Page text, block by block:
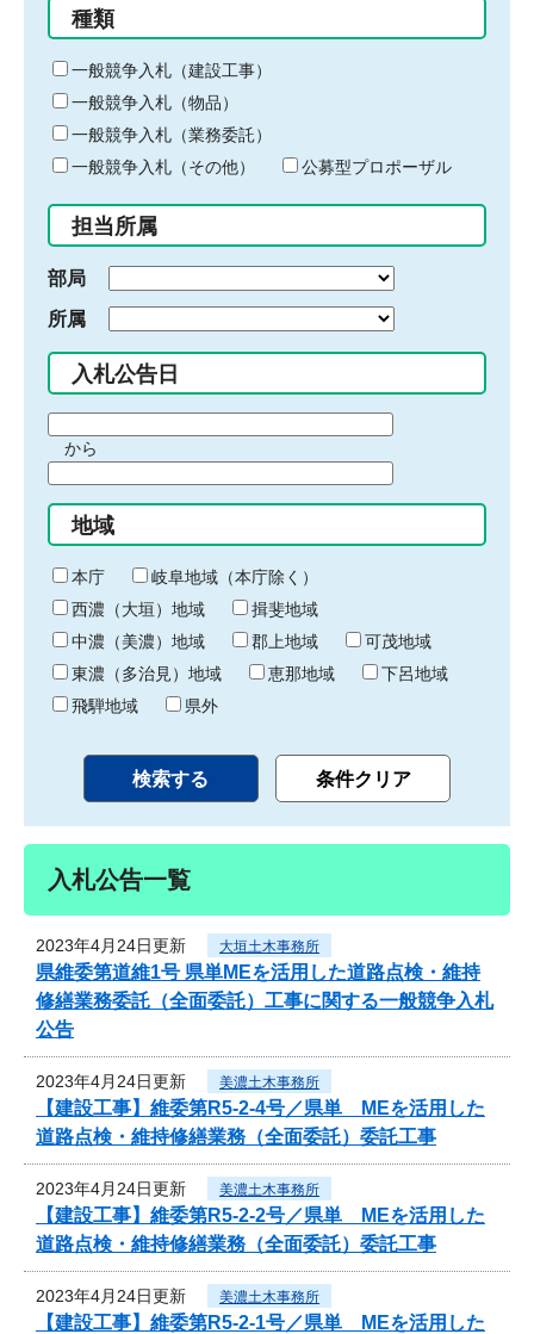
る
キ
ー
ワ
ー
ド
入
力
種類
一般競争入札（建設工事）
一般競争入札（物品）
一般競争入札（業務委託）
一般競争入札（その他）
公募型プロポーザル
担当所属
部局
所属
入札公告日
間
始
り
から
間
終
わ
り
地域
本庁
岐阜地域（本庁除く）
西濃（大垣）地域
揖斐地域
中濃（美濃）地域
郡上地域
可茂地域
東濃（多治見）地域
恵那地域
下呂地域
飛騨地域
県外
入札公告一覧
2023年4月24日更新 大垣土木事務所
県維委第道維1号 県単MEを活用した道路点検・維持
修繕業務委託（全面委託）工事に関する一般競争入札
公告
2023年4月24日更新 美濃土木事務所
【建設工事】維委第R5-2-4号／県単 MEを活用した
道路点検・維持修繕業務（全面委託）委託工事
2023年4月24日更新 美濃土木事務所
【建設工事】維委第R5-2-2号／県単 MEを活用した
道路点検・維持修繕業務（全面委託）委託工事
2023年4月24日更新 美濃土木事務所
【建設工事】維委第R5-2-1号／県単 MEを活用した